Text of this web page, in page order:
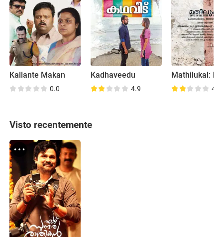
Kallante Makan
0.0
Kadhaveedu
4.9 4.0
Visto recentemente